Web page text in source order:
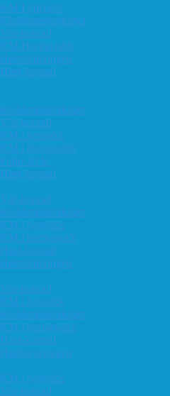
KM Lynsjakk
Klubbmesterskapet
Vår-konrad
KM Hurtigsjakk
Høstturneringen
Høst-konrad
Klubbmesterskapet
Vår-konrad
KM i lynsjakk
KM i hurtigsjakk
Follo 20 år
Høst-konrad
Vår-konrad
Klubbmesterskapet
KM i lynsjakk
KM i hurtigsjakk
Høst-konrad
Høstturneringen
Vår-konrad
KM i lynsjakk
Klubbmesterskapet
KM i hurtigsjakk
Høst-konrad
Høstturneringen
KM i lynsjakk
Vår-konrad